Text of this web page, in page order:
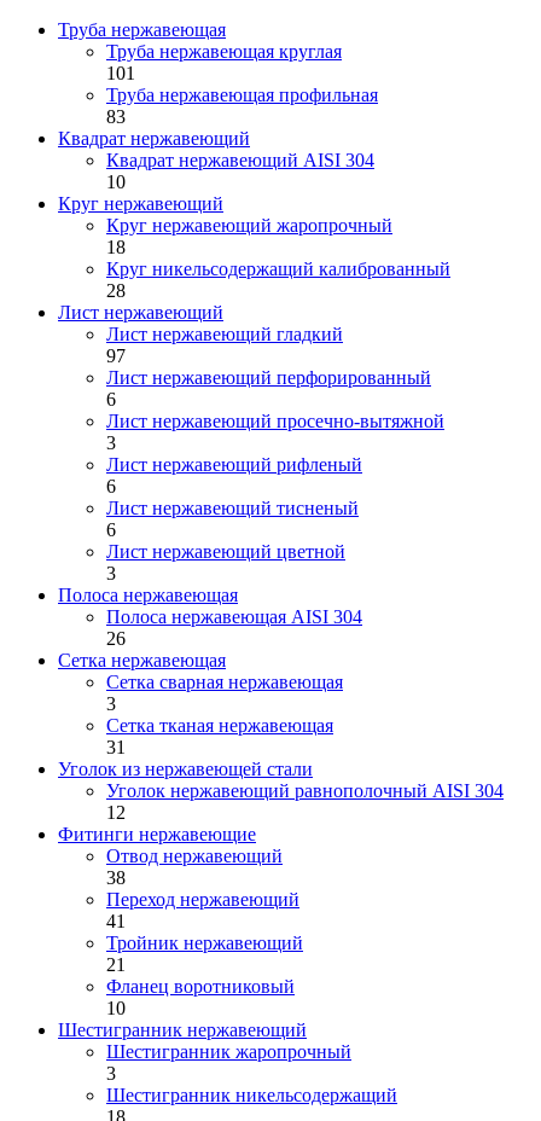
Труба нержавеющая
Труба нержавеющая круглая
101
Труба нержавеющая профильная
83
Квадрат нержавеющий
Квадрат нержавеющий AISI 304
10
Круг нержавеющий
Круг нержавеющий жаропрочный
18
Круг никельсодержащий калиброванный
28
Лист нержавеющий
Лист нержавеющий гладкий
97
Лист нержавеющий перфорированный
6
Лист нержавеющий просечно-вытяжной
3
Лист нержавеющий рифленый
6
Лист нержавеющий тисненый
6
Лист нержавеющий цветной
3
Полоса нержавеющая
Полоса нержавеющая AISI 304
26
Сетка нержавеющая
Сетка сварная нержавеющая
3
Сетка тканая нержавеющая
31
Уголок из нержавеющей стали
Уголок нержавеющий равнополочный AISI 304
12
Фитинги нержавеющие
Отвод нержавеющий
38
Переход нержавеющий
41
Тройник нержавеющий
21
Фланец воротниковый
10
Шестигранник нержавеющий
Шестигранник жаропрочный
3
Шестигранник никельсодержащий
18